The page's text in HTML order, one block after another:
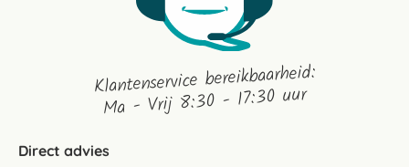
Klantenservice bereikbaarheid:
Ma - Vrij 8:30 - 17:30 uur
Direct advies